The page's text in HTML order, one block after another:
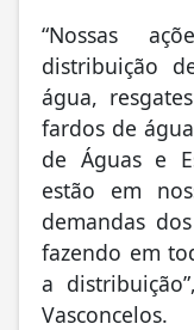
“Nossas
distribuição
água,
fardos de
de Águas e
estão em
demandas
fazendo em
a
Vasconcelos.